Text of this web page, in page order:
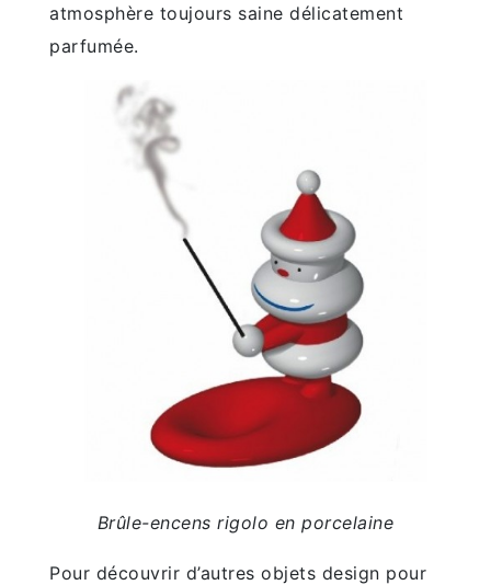
atmosphère toujours saine délicatement
parfumée.
Brûle-encens rigolo en porcelaine
Pour découvrir d’autres objets design pour